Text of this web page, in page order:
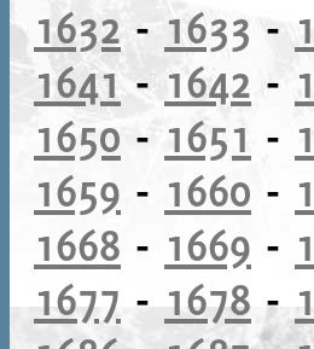
1632 -1633 -
1641- 1642 -
1650 - 1651 -
1659 - 1660 -
1668 - 1669 -
1677 - 1678 -